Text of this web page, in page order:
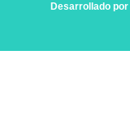
Desarrollado por